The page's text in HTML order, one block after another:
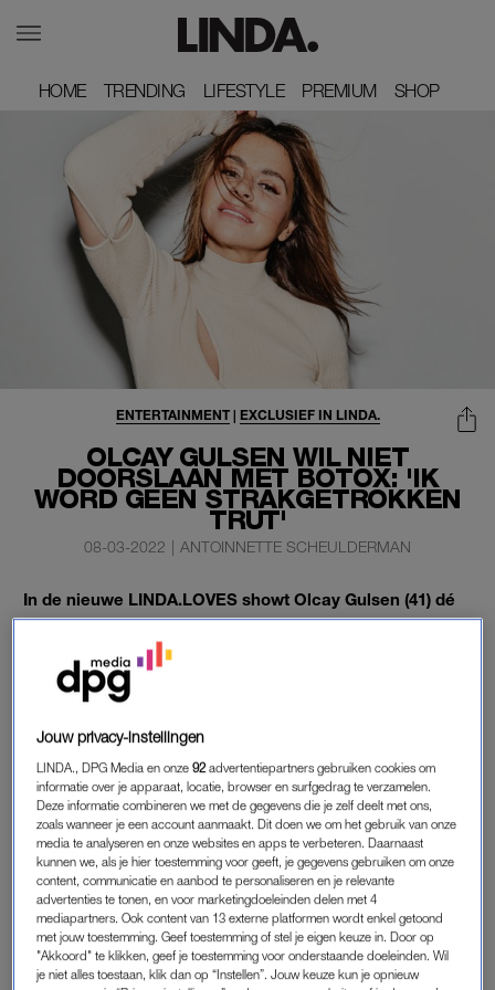
HOME
HOME TRENDING
TRENDING LIFESTYLE
LIFESTYLE PREMIUM
PREMIUM SHOP
SHOP
OLCAY GULSEN WIL NIET
DOORSLAAN MET BOTOX: 'IK
WORD GEEN STRAKGETROKKEN
TRUT'
ENTERTAINMENT| EXCLUSIEF IN LINDA.
08-03-2022 | ANTOINNETTE SCHEULDERMAN
In de nieuwe LINDA.LOVES showt Olcay Gulsen (41) dé
trend van dit seizoen, cut-outs, en praat ze over ouder
worden, liefde en het goede leven.
“Op verjaardagen en feestjes kwam ik niet. Nu denk ik: als je
STRAKGETROKKEN TRUT
Op haar oude dag wil Olcay zo’n chic dametje zijn in een
tweed mantelpak. “Het haar keurig gekapt, lipstick die net
over de ingezakte lippenrand kruipt, lunchen in een duur
warenhuis.” Ze ziet het helemaal voor zich. “Ik wil niet zo’n
strakgetrokken trut worden.”
“Ik merk al dat ik ouder word. Mijn knieën zaten vijf jaar
Jouw privacy-instellingen
LINDA., DPG Media en onze92 advertentiepartners gebruiken cookies om
informatie over je apparaat, locatie, browser en surfgedrag te verzamelen.
Deze informatie combineren we met de gegevens die je zelf deelt met ons,
zoals wanneer je een account aanmaakt. Dit doen we om het gebruik van onze
media te analyseren en onze websites en apps te verbeteren. Daarnaast
kunnen we, als je hier toestemming voor geeft, je gegevens gebruiken om onze
content, communicatie en aanbod te personaliseren en je relevante
advertenties te tonen, en voor marketingdoeleinden delen met 4
mediapartners. Ook content van 13 externe platformen wordt enkel getoond
met jouw toestemming. Geef toestemming of stel je eigen keuze in. Door op
"Akkoord" te klikken, geef je toestemming voor onderstaande doeleinden. Wil
je niet alles toestaan, klik dan op “Instellen”. Jouw keuze kun je opnieuw